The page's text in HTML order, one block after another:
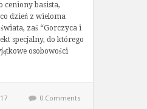
ceniony basista,
dzień z wieloma
zaś “Gorczyca i
specjalny, do którego
osobowości
0 Comments